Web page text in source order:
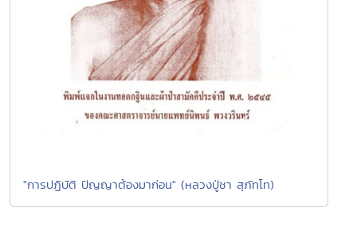
"การปฏิบัติ ปัญญาต้องมาก่อน" (หลวงปู่ชา สุภัทโท)